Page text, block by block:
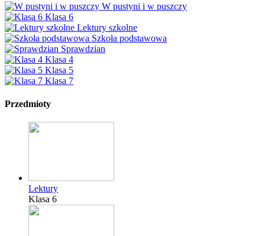
W pustyni i w puszczy
Klasa 6
Lektury szkolne
Szkoła podstawowa
Sprawdzian
Klasa 4
Klasa 5
Klasa 7
Przedmioty
Lektury
Klasa 6